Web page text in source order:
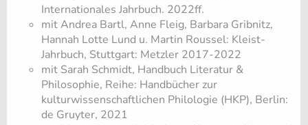
Internationales Jahrbuch. 2022ff.
mit Andrea Bartl, Anne Fleig, Barbara Gribnitz,
Hannah Lotte Lund u. Martin Roussel: Kleist-
Jahrbuch, Stuttgart: Metzler 2017-2022
mit Sarah Schmidt, Handbuch Literatur &
Philosophie, Reihe: Handbücher zur
kulturwissenschaftlichen Philologie (HKP), Berlin:
de Gruyter, 2021